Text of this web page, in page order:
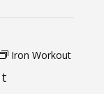
e
r
Iron Workout